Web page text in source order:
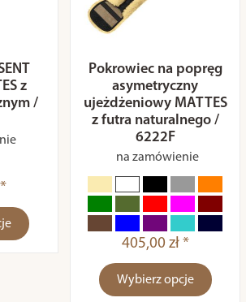
z
/
Pokrowiec na popręg
asymetryczny
ujeżdżeniowy MATTES
z futra naturalnego /
6222F
na zamówienie
405,00 zł *
Wybierz opcje